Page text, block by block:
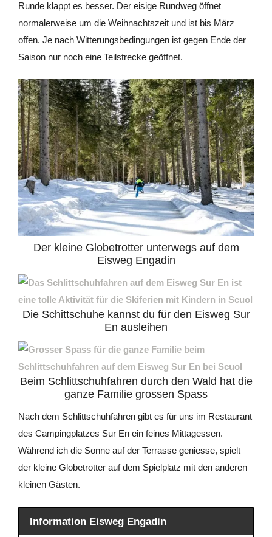
Runde klappt es besser. Der eisige Rundweg öffnet
normalerweise um die Weihnachtszeit und ist bis März
offen. Je nach Witterungsbedingungen ist gegen Ende der
Saison nur noch eine Teilstrecke geöffnet.
Der kleine Globetrotter unterwegs auf dem
Eisweg Engadin
Die Schittschuhe kannst du für den Eisweg Sur
En ausleihen
Beim Schlittschuhfahren durch den Wald hat die
ganze Familie grossen Spass
Nach dem Schlittschuhfahren gibt es für uns im Restaurant
des Campingplatzes Sur En ein feines Mittagessen.
Während ich die Sonne auf der Terrasse geniesse, spielt
der kleine Globetrotter auf dem Spielplatz mit den anderen
kleinen Gästen.
Information Eisweg Engadin